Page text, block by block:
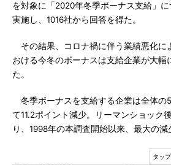
を対象に「2020年冬季ボーナス支給」
実施し、1016社から回答を得た。
その結果、コロナ禍に伴う業績悪化に
おける今冬のボーナスは支給企業が大幅
た。
冬季ボーナスを支給する企業は全体の
て11.2ポイント減少。リーマンショック
り、1998年の本調査開始以来、最大の減